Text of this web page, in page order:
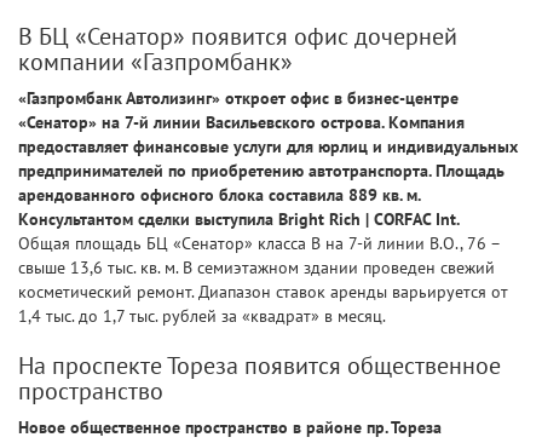
В БЦ «Сенатор» появится офис дочерней
компании «Газпромбанк»
«Газпромбанк Автолизинг» откроет офис в бизнес-центре
«Сенатор» на 7-й линии Васильевского острова. Компания
предоставляет финансовые услуги для юрлиц и индивидуальных
предпринимателей по приобретению автотранспорта. Площадь
арендованного офисного блока составила 889 кв. м.
Консультантом сделки выступила Bright Rich | CORFAC Int.
Общая площадь БЦ «Сенатор» класса B на 7-й линии В.О., 76 –
свыше 13,6 тыс. кв. м. В семиэтажном здании проведен свежий
косметический ремонт. Диапазон ставок аренды варьируется от
1,4 тыс. до 1,7 тыс. рублей за «квадрат» в месяц.
На проспекте Тореза появится общественное
пространство
Новое общественное пространство в районе пр. Тореза